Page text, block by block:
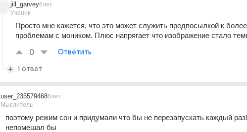
jill_garvey
Ученик
6лет
Просто мне кажется, что это может служить предпосылкой к
проблемам с моником. Плюс напрягает что изображение стало
0 Ответить
1 ответ
user_235579468
Мыслитель
6лет
поэтому режим сон и придумали что бы не перезапускать каждый
непомешал бы